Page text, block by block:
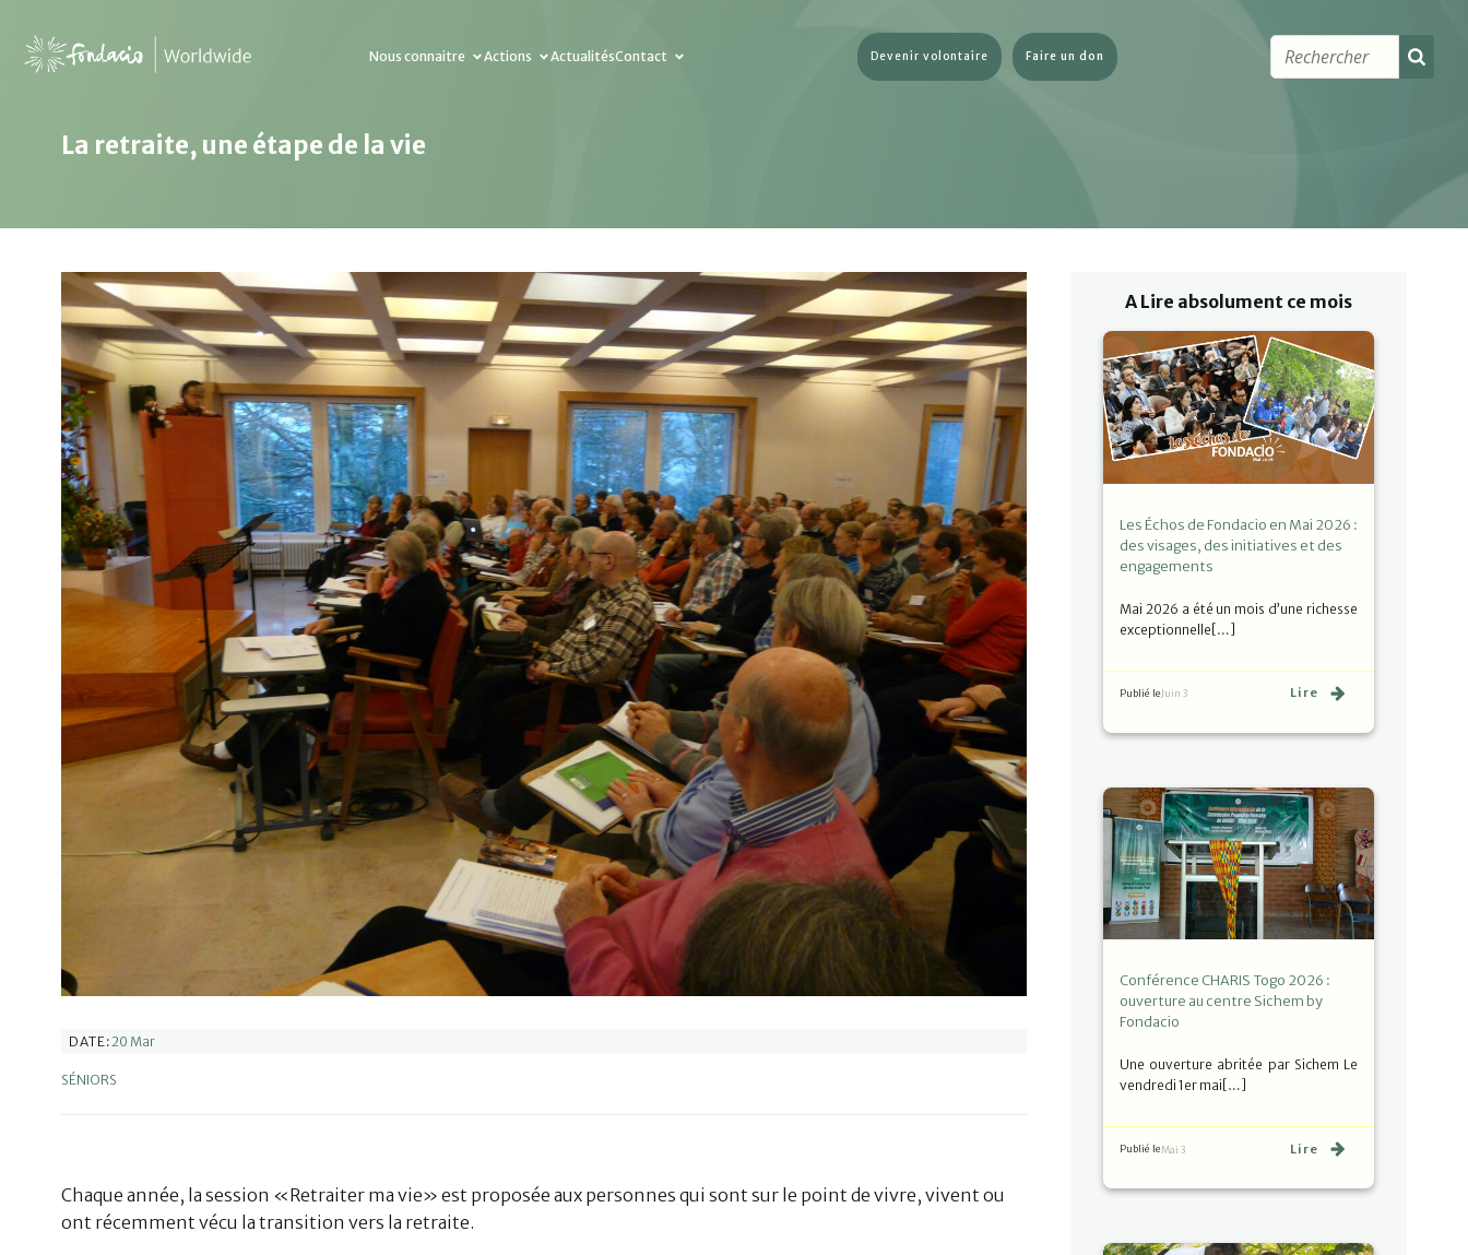
Nous connaitre Actions ActualitésContact Devenir volontaire Faire un don
La retraite, une étape de la vie
DATE: 20 Mar
SÉNIORS
Chaque année, la session «Retraiter ma vie» est proposée aux personnes qui sont sur le point de vivre, vivent ou
ont récemment vécu la transition vers la retraite.
A Lire absolument ce mois
Les Échos de Fondacio en Mai 2026 :
des visages, des initiatives et des
engagements
Mai 2026 a été un mois d’une richesse
exceptionnelle[…]
Publié leJuin 3 Lire
Conférence CHARIS Togo 2026 :
ouverture au centre Sichem by
Fondacio
Une ouverture abritée par Sichem Le
vendredi 1er mai[…]
Publié leMai 3 Lire